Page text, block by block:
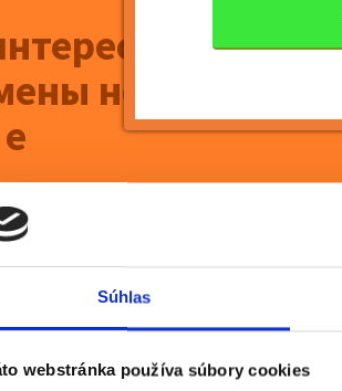
Súhlas
webstránka používa súbory cookies
недалеко от
>>